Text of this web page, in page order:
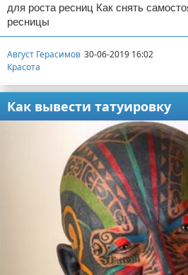
для роста ресниц Как снять
ресницы
Август Герасимов 30-06-2019 16:02
Красота
Как вывести татуировку